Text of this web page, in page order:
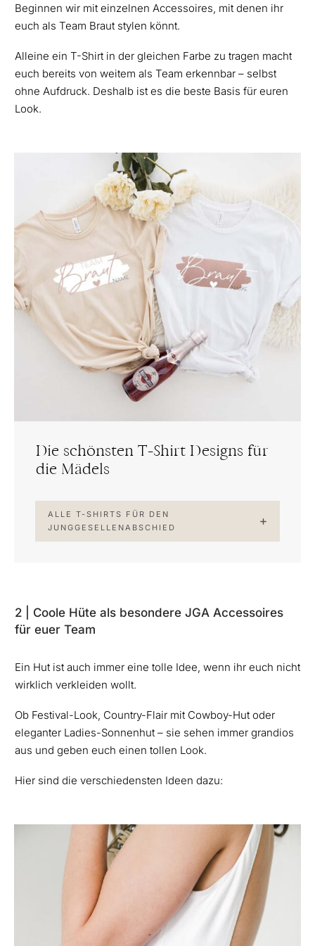
Beginnen wir mit einzelnen Accessoires, mit denen ihr
euch als Team Braut stylen könnt.
Alleine ein T-Shirt in der gleichen Farbe zu tragen macht
euch bereits von weitem als Team erkennbar – selbst
ohne Aufdruck. Deshalb ist es die beste Basis für euren
Look.
Die schönsten T-Shirt Designs für
die Mädels
ALLE T-SHIRTS FÜR DEN
JUNGGESELLENABSCHIED
2 | Coole Hüte als besondere JGA Accessoires
für euer Team
Ein Hut ist auch immer eine tolle Idee, wenn ihr euch nicht
wirklich verkleiden wollt.
Ob Festival-Look, Country-Flair mit Cowboy-Hut oder
eleganter Ladies-Sonnenhut – sie sehen immer grandios
aus und geben euch einen tollen Look.
Hier sind die verschiedensten Ideen dazu: